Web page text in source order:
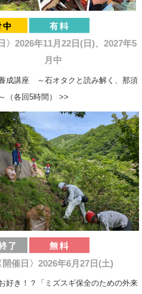
〉2026年11月22日(日)、2027年5
月中
成講座 ～石オタクと読み解く、那須
（各回5時間） >>
開催日〉2026年6月27日(土)
好き！？「ミズスギ保全のための外来